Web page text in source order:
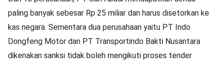
paling banyak sebesar Rp 25 miliar dan harus disetorkan ke
kas negara. Sementara dua perusahaan yaitu PT Indo
Dongfeng Motor dan PT Transportindo Bakti Nusantara
dikenakan sanksi tidak boleh mengikuti proses tender